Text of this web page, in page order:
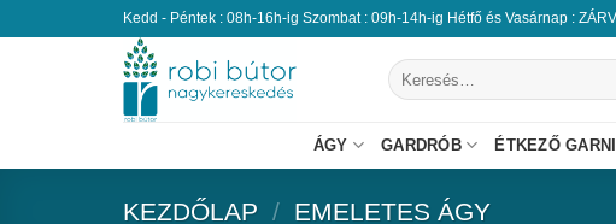
Kedd - Péntek : 08h-16h-ig Szombat : 09h-14h-ig Hétfő és Vasárnap :
ÁGY GARDRÓB ÉTKEZŐ
KEZDŐLAP / EMELETES ÁGY